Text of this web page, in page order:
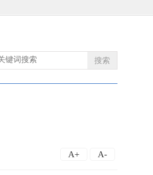
搜索
A+ A-